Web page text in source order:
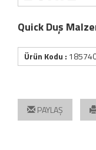
Quick Duş
Ürün Kodu :
PAYLAŞ